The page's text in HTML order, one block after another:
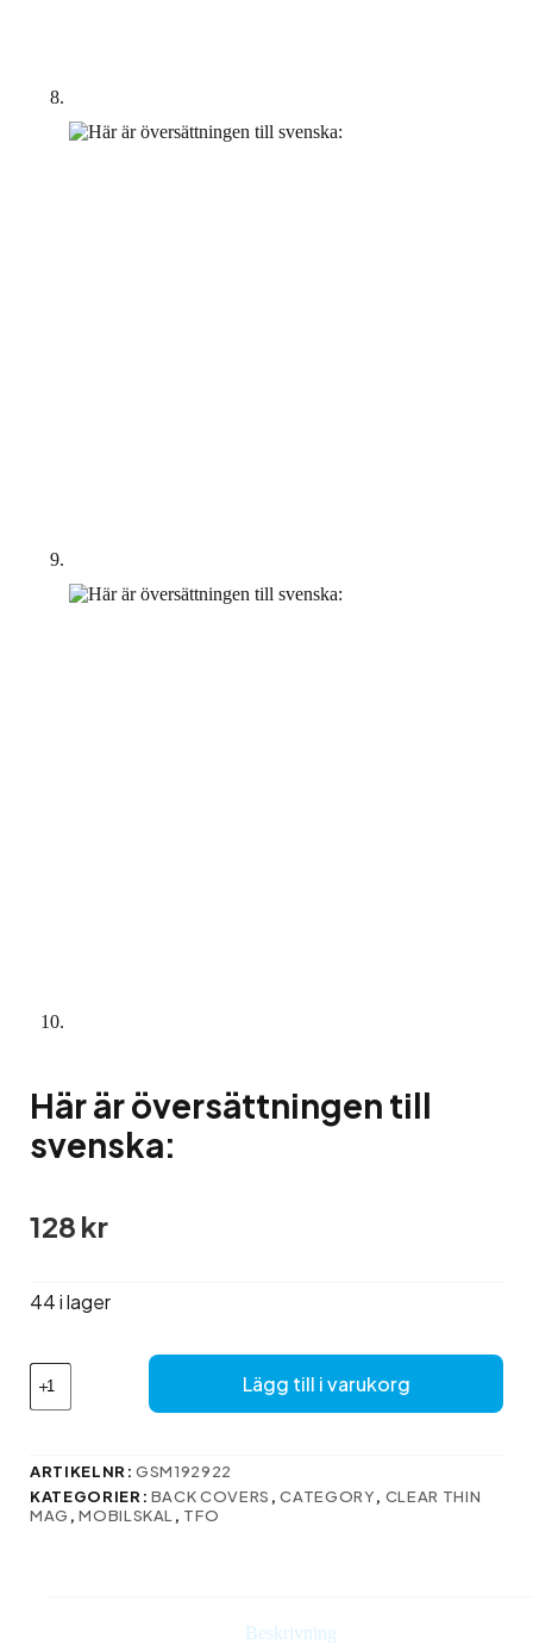
Här är översättningen till
svenska:
128 kr
44 i lager
Här
är
översättningen
svenska:
Lägg till i varukorg
ARTIKELNR:GSM192922
KATEGORIER: BACK COVERS ,CATEGORY, CLEAR THIN
MAG ,MOBILSKAL , TFO
Beskrivning